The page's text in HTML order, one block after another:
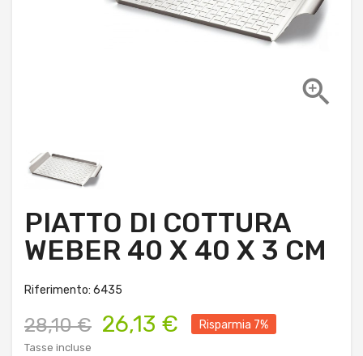

PIATTO DI COTTURA
WEBER 40 X 40 X 3 CM
Riferimento: 6435
28,10 € 26,13 € Risparmia 7%
Tasse incluse